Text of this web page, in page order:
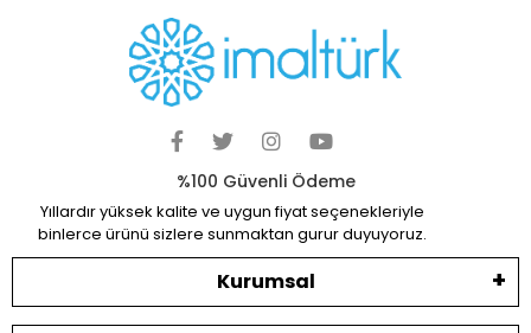
%100 Güvenli Ödeme
Yıllardır yüksek kalite ve uygun fiyat seçenekleriyle
binlerce ürünü sizlere sunmaktan gurur duyuyoruz.
Kurumsal